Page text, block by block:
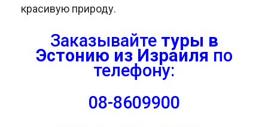
красивую природу.
Заказывайте туры в
Эстонию из Израиля по
телефону:
08-8609900